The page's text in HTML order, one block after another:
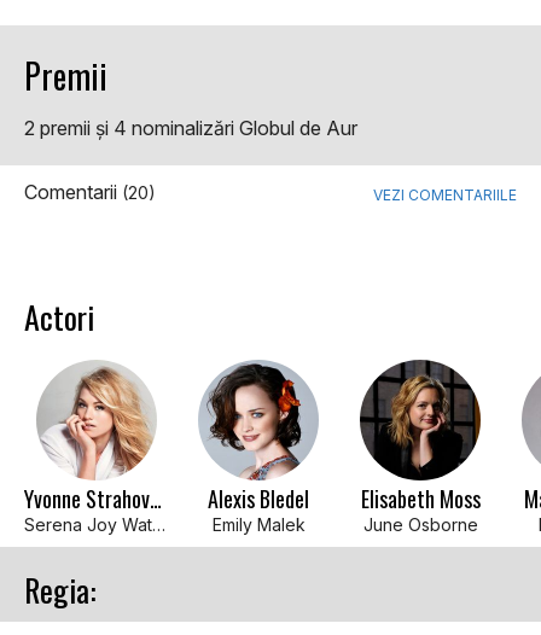
Premii
2 premii şi 4 nominalizări Globul de Aur
Comentarii (20) VEZI COMENTARIILE
Actori
Yvonne Strahovski
Serena Joy Waterford
Alexis Bledel
Emily Malek
Elisabeth Moss
June Osborne
Regia: